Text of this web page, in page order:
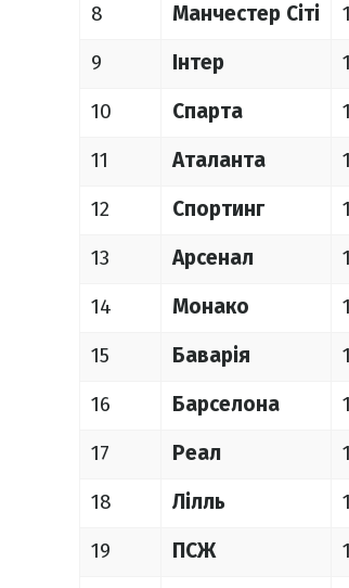
8
Манчестер Сіті 1
9
Інтер 1
10
Спарта 1
11
Аталанта 1
12
Спортинг 1
13
Арсенал 1
14
Монако 1
15
Баварія 1
16
Барселона 1
17
Реал 1
18
Лілль 1
19
ПСЖ 1